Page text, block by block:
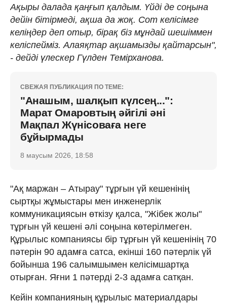
Ақыры далада қаңғып қалдым. Үйді де соңына
дейін бітірмеді, ақша да жоқ. Сот келісімге
келіңдер деп отыр, бірақ біз мұндай шешіммен
келіспейміз. Алаяқтар ақшамызды қайтарсын",
- дейді үлескер Гүлден Темірханова.
СВЕЖАЯ ПУБЛИКАЦИЯ ПО ТЕМЕ:
"Анашым, шалқып күлсең...":
Марат Омаровтың әйгілі әні
Мақпал Жүнісоваға неге
бұйырмады
8 маусым 2026, 18:58
"Ақ маржан – Атырау" тұрғын үй кешенінің
сыртқы жұмыстары мен инженерлік
коммуникациясын өткізу қалса, "Жібек жолы"
тұрғын үй кешені әлі соңына көтерілмеген.
Құрылыс компаниясы бір тұрғын үй кешенінің 70
пәтерін 90 адамға сатса, екінші 160 пәтерлік үй
бойынша 196 салымшымен келісімшартқа
отырған. Яғни 1 пәтерді 2-3 адамға сатқан.
Кейін компанияның құрылыс материалдары